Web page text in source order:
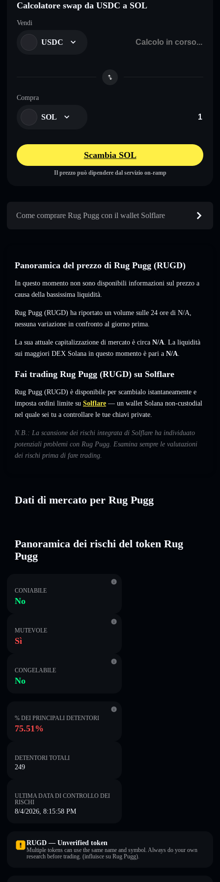
Calcolatore swap da USDC a SOL
Vendi
USDC
Compra
SOL
Scambia SOL
Il prezzo può dipendere dal servizio on-ramp
Come comprare Rug Pugg con il wallet Solflare
Panoramica del prezzo di Rug Pugg (RUGD)
In questo momento non sono disponibili informazioni sul prezzo a
causa della bassissima liquidità.
Rug Pugg (RUGD) ha riportato un volume sulle 24 ore di N/A,
nessuna variazione in confronto al giorno prima.
La sua attuale capitalizzazione di mercato è circa N/A. La liquidità
sui maggiori DEX Solana in questo momento è pari a N/A.
Fai trading Rug Pugg (RUGD) su Solflare
Rug Pugg (RUGD) è disponibile per scambialo istantaneamente e
imposta ordini limite su Solflare — un wallet Solana non-custodial
nel quale sei tu a controllare le tue chiavi private.
N.B.: La scansione dei rischi integrata di Solflare ha individuato
potenziali problemi con Rug Pugg. Esamina sempre le valutazioni
dei rischi prima di fare trading.
Dati di mercato per Rug Pugg
Panoramica dei rischi del token Rug
Pugg
CONIABILE
No
MUTEVOLE
Sì
CONGELABILE
No
% DEI PRINCIPALI DETENTORI
75.51%
DETENTORI TOTALI
249
ULTIMA DATA DI CONTROLLO DEI
RISCHI
8/4/2026, 8:15:58 PM
RUGD — Unverified token
Multiple tokens can use the same name and symbol. Always do your own
research before trading. (influisce su Rug Pugg).